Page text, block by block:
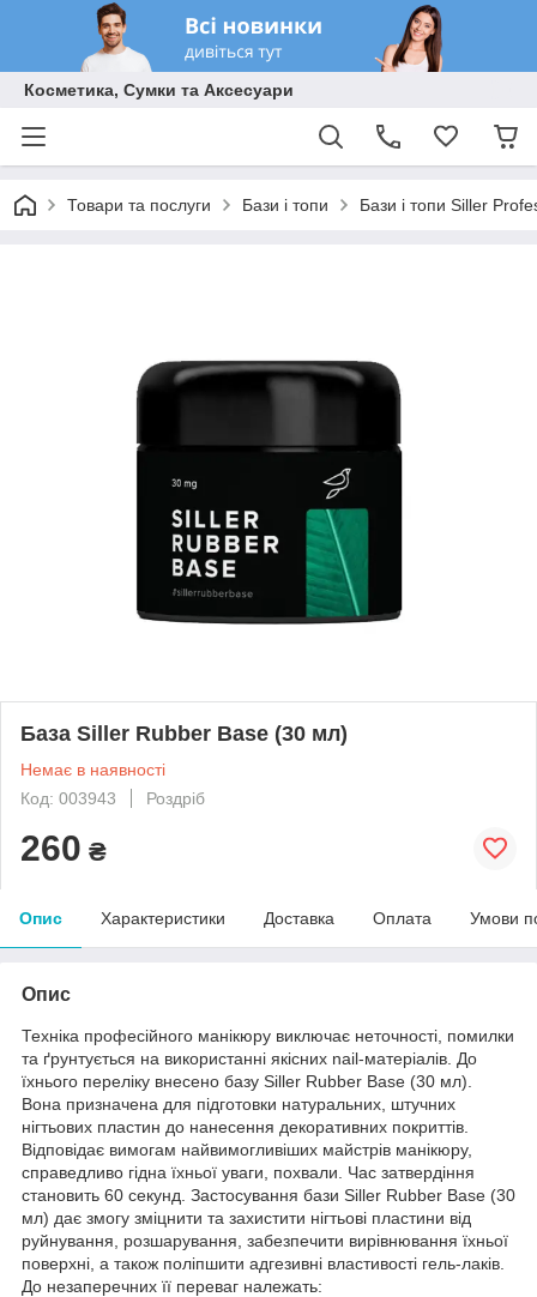
Косметика, Сумки та Аксесуари
Товари та послуги Бази і топи Бази і топи Siller
База Siller Rubber Base (30 мл)
Немає в наявності
Код: 003943
Роздріб
260 ₴
Опис Характеристики Доставка Оплата Умови
Опис
Техніка професійного манікюру виключає неточності, помилки
та ґрунтується на використанні якісних nail-матеріалів. До
їхнього переліку внесено базу Siller Rubber Base (30 мл).
Вона призначена для підготовки натуральних, штучних
нігтьових пластин до нанесення декоративних покриттів.
Відповідає вимогам найвимогливіших майстрів манікюру,
справедливо гідна їхньої уваги, похвали. Час затвердіння
становить 60 секунд. Застосування бази Siller Rubber Base (30
мл) дає змогу зміцнити та захистити нігтьові пластини від
руйнування, розшарування, забезпечити вирівнювання їхньої
поверхні, а також поліпшити адгезивні властивості гель-лаків.
До незаперечних її переваг належать: